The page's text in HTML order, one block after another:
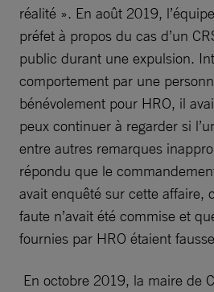
réalité ». En août 2019,
préfet à propos du cas d’un
public durant une expulsion.
comportement par une
bénévolement pour HRO, il
peux continuer à regarder si
entre autres remarques
répondu que le
avait enquêté sur cette affaire,
faute n’avait été commise et
fournies par HRO étaient
En octobre 2019, la maire de